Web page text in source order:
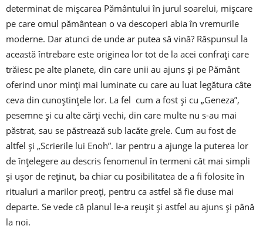
determinat de mișcarea Pământului în jurul soarelui, mișcare
pe care omul pământean o va descoperi abia în vremurile
moderne. Dar atunci de unde ar putea să vină? Răspunsul la
această întrebare este originea lor tot de la acei confrați care
trăiesc pe alte planete, din care unii au ajuns și pe Pământ
oferind unor minți mai luminate cu care au luat legătura câte
ceva din cunoștințele lor. La fel cum a fost și cu „Geneza”,
pesemne și cu alte cărți vechi, din care multe nu s-au mai
păstrat, sau se păstrează sub lacăte grele. Cum au fost de
altfel și „Scrierile lui Enoh”. Iar pentru a ajunge la puterea lor
de înțelegere au descris fenomenul în termeni cât mai simpli
și ușor de reținut, ba chiar cu posibilitatea de a fi folosite în
ritualuri a marilor preoți, pentru ca astfel să fie duse mai
departe. Se vede că planul le-a reușit și astfel au ajuns și până
la noi.